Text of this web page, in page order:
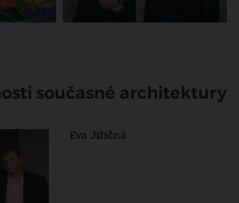
současné architektury
Eva Jiřičná